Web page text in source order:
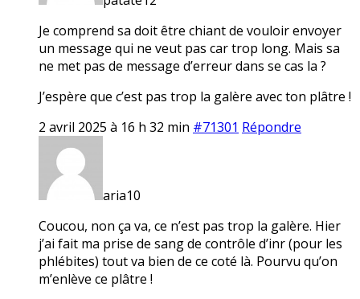
Je comprend sa doit être chiant de vouloir envoyer
un message qui ne veut pas car trop long. Mais sa
ne met pas de message d’erreur dans se cas la ?
J’espère que c’est pas trop la galère avec ton plâtre !
2 avril 2025 à 16 h 32 min #71301 Répondre
aria10
Coucou, non ça va, ce n’est pas trop la galère. Hier
j’ai fait ma prise de sang de contrôle d’inr (pour les
phlébites) tout va bien de ce coté là. Pourvu qu’on
m’enlève ce plâtre !